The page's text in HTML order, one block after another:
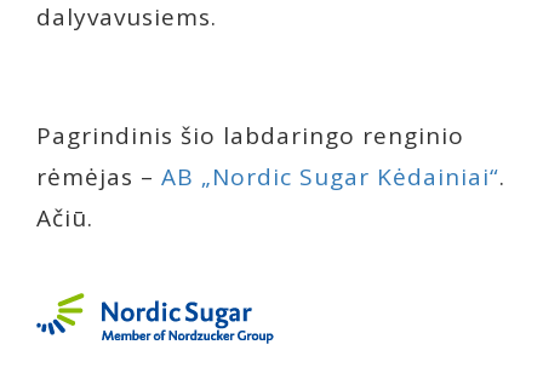
dalyvavusiems.
Pagrindinis šio labdaringo renginio
rėmėjas – AB „Nordic Sugar Kėdainiai“.
Ačiū.